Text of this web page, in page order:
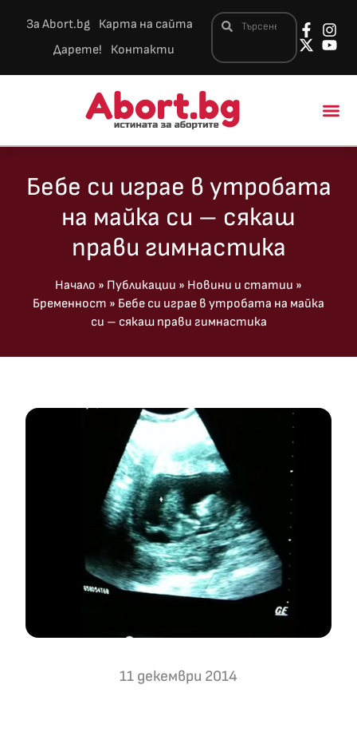
За Abort.bg
Карта на сайта
Дарете!
Контакти
Бебе си играе в утробата
на майка си – сякаш
прави гимнастика
Начало » Публикации » Новини и статии »
Бременност » Бебе си играе в утробата на майка
си – сякаш прави гимнастика
11 декември 2014